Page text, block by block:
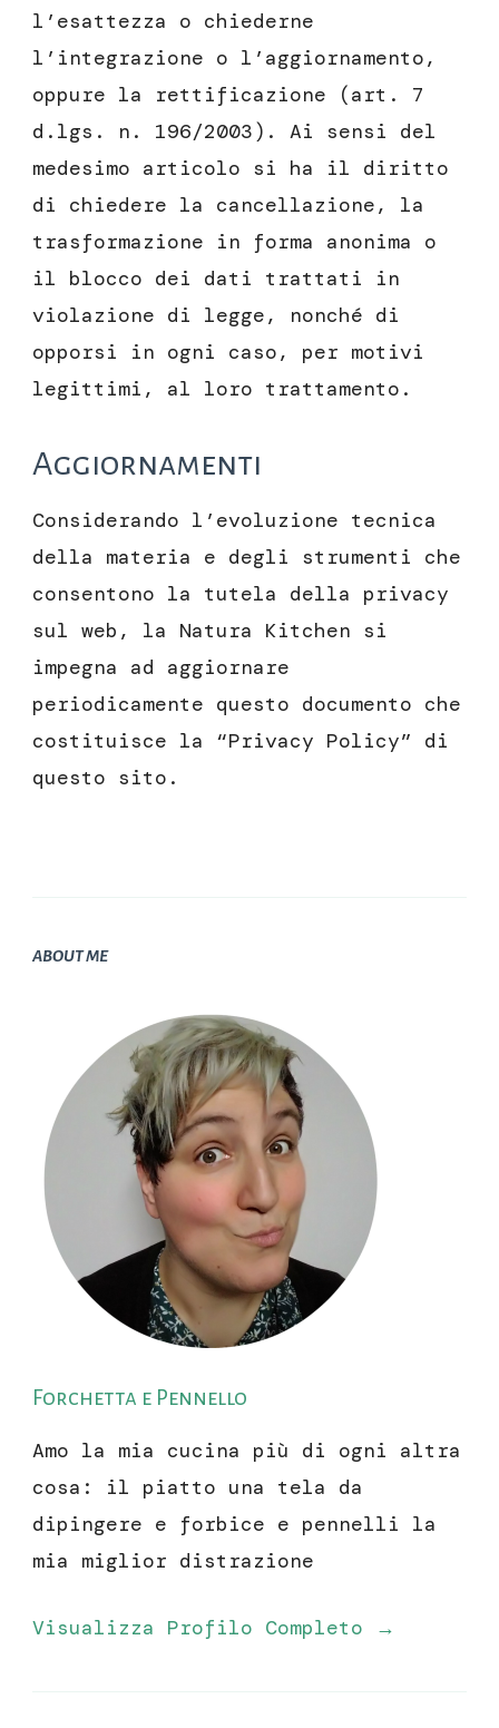
l’esattezza o chiederne
l’integrazione o l’aggiornamento,
oppure la rettificazione (art. 7
d.lgs. n. 196/2003). Ai sensi del
medesimo articolo si ha il diritto
di chiedere la cancellazione, la
trasformazione in forma anonima o
il blocco dei dati trattati in
violazione di legge, nonché di
opporsi in ogni caso, per motivi
legittimi, al loro trattamento.
Aggiornamenti
Considerando l’evoluzione tecnica
della materia e degli strumenti che
consentono la tutela della privacy
sul web, la Natura Kitchen si
impegna ad aggiornare
periodicamente questo documento che
costituisce la “Privacy Policy” di
questo sito.
ABOUT ME
Forchetta e Pennello
Amo la mia cucina più di ogni altra
cosa: il piatto una tela da
dipingere e forbice e pennelli la
mia miglior distrazione
Visualizza Profilo Completo →